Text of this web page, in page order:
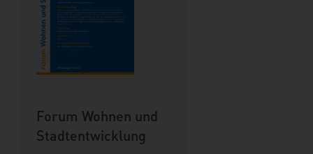
Forum Wohnen und
Stadtentwicklung